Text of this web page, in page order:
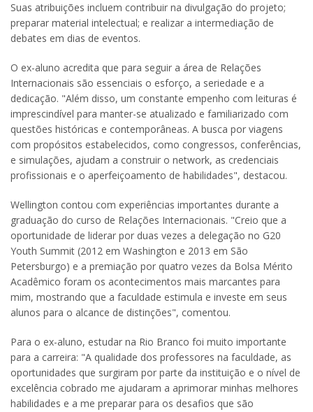
Suas atribuições incluem contribuir na divulgação do projeto;
preparar material intelectual; e realizar a intermediação de
debates em dias de eventos.
O ex-aluno acredita que para seguir a área de Relações
Internacionais são essenciais o esforço, a seriedade e a
dedicação. "Além disso, um constante empenho com leituras é
imprescindível para manter-se atualizado e familiarizado com
questões históricas e contemporâneas. A busca por viagens
com propósitos estabelecidos, como congressos, conferências,
e simulações, ajudam a construir o network, as credenciais
profissionais e o aperfeiçoamento de habilidades", destacou.
Wellington contou com experiências importantes durante a
graduação do curso de Relações Internacionais. "Creio que a
oportunidade de liderar por duas vezes a delegação no G20
Youth Summit (2012 em Washington e 2013 em São
Petersburgo) e a premiação por quatro vezes da Bolsa Mérito
Acadêmico foram os acontecimentos mais marcantes para
mim, mostrando que a faculdade estimula e investe em seus
alunos para o alcance de distinções", comentou.
Para o ex-aluno, estudar na Rio Branco foi muito importante
para a carreira: "A qualidade dos professores na faculdade, as
oportunidades que surgiram por parte da instituição e o nível de
excelência cobrado me ajudaram a aprimorar minhas melhores
habilidades e a me preparar para os desafios que são